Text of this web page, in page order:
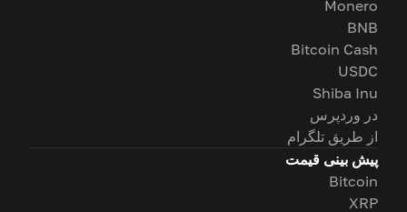
Monero
BNB
Bitcoin Cash
USDC
Shiba Inu
در وردپرس
از طریق تلگرام
پیش بینی قیمت
Bitcoin
XRP